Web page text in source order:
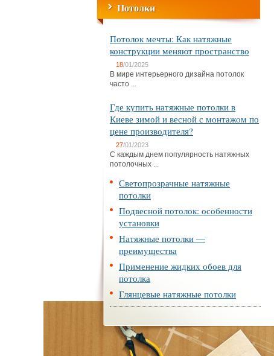
Потолки
Потолок мечты: Как натяжные
конструкции меняют пространство
18/01/2025
В мире интерьерного дизайна потолок
часто ...
Где купить натяжные потолки в
Киеве зимой и весной с монтажом по
цене производителя?
27/01/2023
С каждым днем популярность натяжных
потолочных ...
Светопрозрачные натяжные
потолки
Подвесной потолок: особенности
установки
Натяжные потолки —
преимущества
Применение жидких обоев для
потолка
Глянцевые натяжные потолки